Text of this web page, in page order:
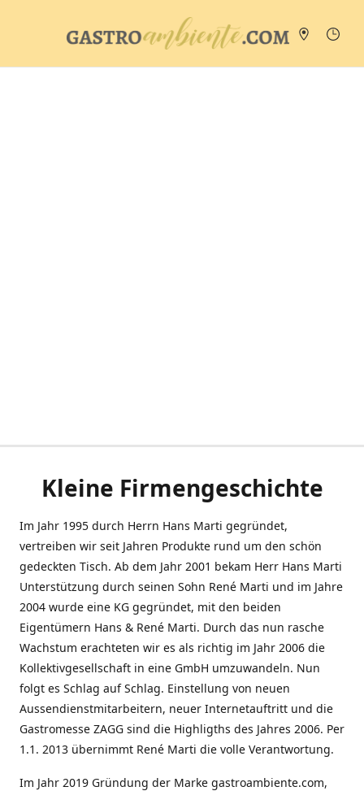
Kleine Firmengeschichte
Im Jahr 1995 durch Herrn Hans Marti gegründet,
vertreiben wir seit Jahren Produkte rund um den schön
gedeckten Tisch. Ab dem Jahr 2001 bekam Herr Hans Marti
Unterstützung durch seinen Sohn René Marti und im Jahre
2004 wurde eine KG gegründet, mit den beiden
Eigentümern Hans & René Marti. Durch das nun rasche
Wachstum erachteten wir es als richtig im Jahr 2006 die
Kollektivgesellschaft in eine GmbH umzuwandeln. Nun
folgt es Schlag auf Schlag. Einstellung von neuen
Aussendienstmitarbeitern, neuer Internetauftritt und die
Gastromesse ZAGG sind die Highligths des Jahres 2006. Per
1.1. 2013 übernimmt René Marti die volle Verantwortung.
Im Jahr 2019 Gründung der Marke gastroambiente.com,